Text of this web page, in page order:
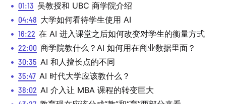
01:13 吴教授和 UBC 商学院介绍
04:48 大学如何看待学生使用 AI
16:22 在 AI 进入课堂之后如何改变对学生的衡量方式
22:00 商学院教什么？AI 如何用在商业数据里面？
30:35 AI 和人擅长点的不同
35:47 AI 时代大学应该教什么？
38:02 AI 介入让 MBA 课程的转变巨大